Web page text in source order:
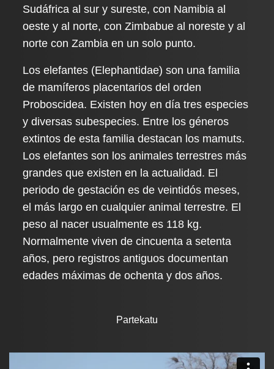
Sudáfrica al sur y sureste, con Namibia al
oeste y al norte, con Zimbabue al noreste y al
norte con Zambia en un solo punto.
Los elefantes (Elephantidae) son una familia
de mamíferos placentarios del orden
Proboscidea. Existen hoy en día tres especies
y diversas subespecies. Entre los géneros
extintos de esta familia destacan los mamuts.
Los elefantes son los animales terrestres más
grandes que existen en la actualidad. El
periodo de gestación es de veintidós meses,
el más largo en cualquier animal terrestre. El
peso al nacer usualmente es 118 kg.
Normalmente viven de cincuenta a setenta
años, pero registros antiguos documentan
edades máximas de ochenta y dos años.
Partekatu